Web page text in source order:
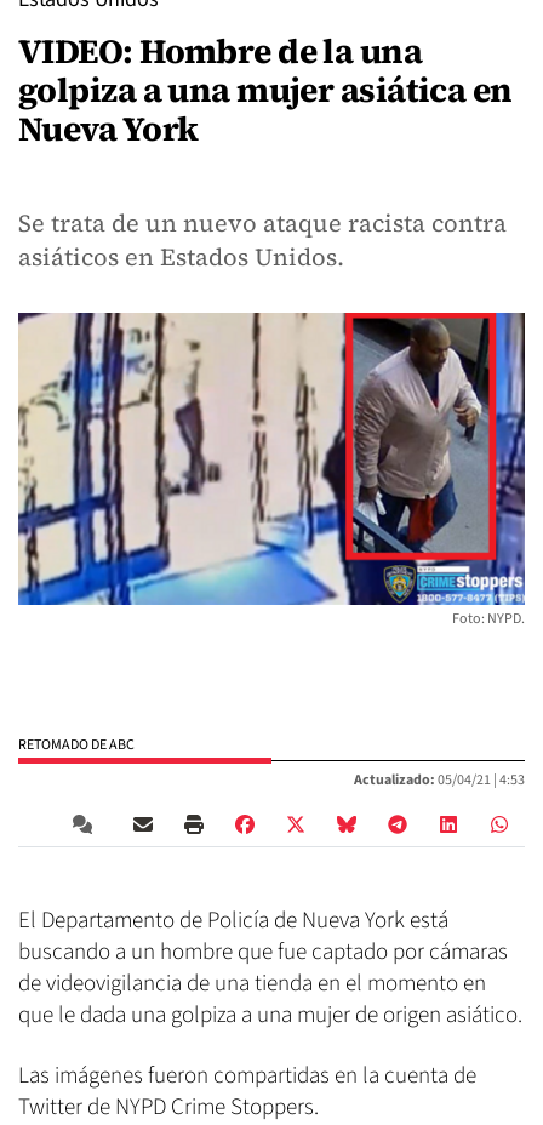
VIDEO: Hombre de la una
golpiza a una mujer asiática en
Nueva York
Se trata de un nuevo ataque racista contra
asiáticos en Estados Unidos.
Foto: NYPD.
RETOMADO DE ABC
Actualizado:05/04/21 |4:53
El Departamento de Policía de Nueva York está
buscando a un hombre que fue captado por cámaras
de videovigilancia de una tienda en el momento en
que le dada una golpiza a una mujer de origen asiático.
Las imágenes fueron compartidas en la cuenta de
Twitter de NYPD Crime Stoppers.